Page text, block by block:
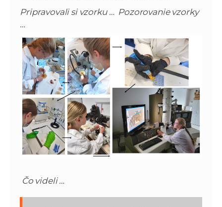
Pripravovali si vzorku … Pozorovanie vzorky
…
Čo videli …